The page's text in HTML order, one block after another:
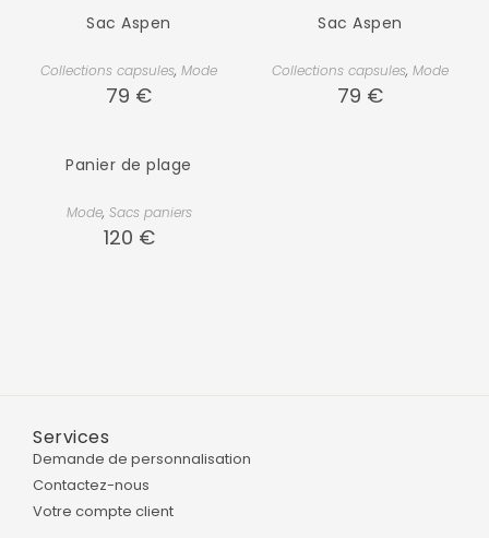
Sac Aspen
Collections capsules,Mode
79 €
Sac Aspen
Collections capsules, Mode
79 €
Panier de plage
Mode, Sacs paniers
120 €
Services
Demande de personnalisation
Contactez-nous
Votre compte client